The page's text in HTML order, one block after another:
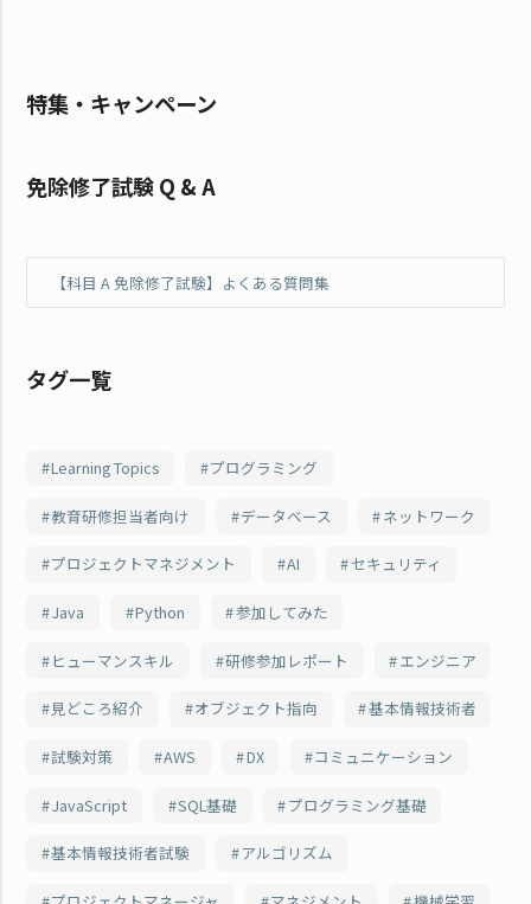
特集・キャンペーン
免除修了試験 Q & A
【科目 A 免除修了試験】よくある質問集
タグ一覧
Learning Topics プログラミング
教育研修担当者向け データベース ネットワーク
プロジェクトマネジメント AI セキュリティ
Java Python 参加してみた
ヒューマンスキル 研修参加レポート エンジニア
見どころ紹介 オブジェクト指向 基本情報技術者
試験対策 AWS DX コミュニケーション
JavaScript SQL基礎 プログラミング基礎
基本情報技術者試験 アルゴリズム